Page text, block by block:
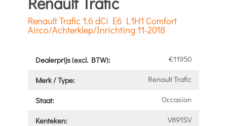
Renault Trafic 1.6 dCi E6 L1H1 Comfort
Airco/Achterklep/Inrichting 11-2018
Dealerprijs (excl. BTW): €11950
Merk / Type: Renault Trafic
Staat: Occasion
Kenteken: V891SV